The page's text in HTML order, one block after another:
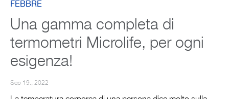
FEBBRE
Una gamma completa di
termometri Microlife, per ogni
esigenza!
Sep 19., 2022